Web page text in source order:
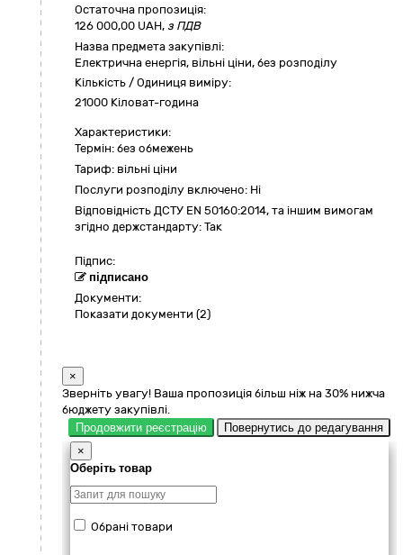
Остаточна пропозиція:
126 000,00 UAH, з ПДВ
Назва предмета закупівлі:
Електрична енергія, вільні ціни, без розподілу
Кількість / Одиниця виміру:
21000 Кіловат-година
Характеристики:
Термін: без обмежень
Тариф: вільні ціни
Послуги розподілу включено: Ні
Відповідність ДСТУ EN 50160:2014, та іншим вимогам
згідно держстандарту: Так
Підпис:
підписано
Документи:
Показати документи (2)
×
Зверніть увагу! Ваша пропозиція більш ніж на 30% нижча
бюджету закупівлі.
Продовжити реєстрацію
Повернутись до редагування
×
Оберіть товар
Обрані товари